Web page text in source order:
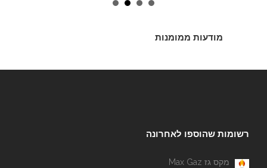
מודעות ממומנות
רשומות שהוספו לאחרונה
מקס גז Max Gaz